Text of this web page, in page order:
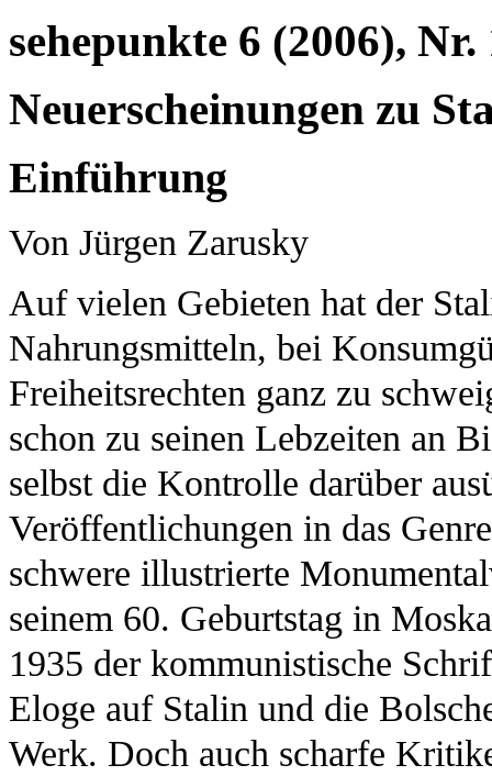
sehepunkte 6 (2006), Nr.
Neuerscheinungen zu
Einführung
Von Jürgen Zarusky
Auf vielen Gebieten hat der
Nahrungsmitteln, bei
Freiheitsrechten ganz zu
schon zu seinen Lebzeiten an
selbst die Kontrolle darüber
Veröffentlichungen in das
schwere illustrierte
seinem 60. Geburtstag in
1935 der kommunistische
Eloge auf Stalin und die
Werk. Doch auch scharfe